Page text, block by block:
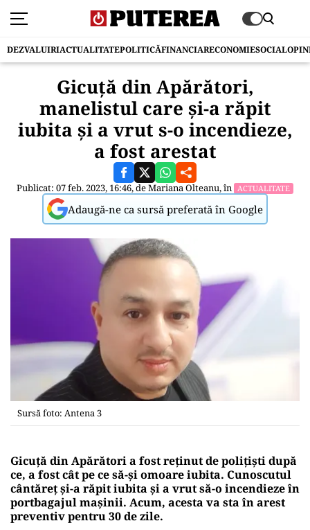
DEZVALUIRIACTUALITATEPOLITICĂFINANCIARECONOMIESOCIAL
Gicuță din Apărători,
manelistul care și-a răpit
iubita și a vrut s-o incendieze,
a fost arestat
Publicat: 07 feb. 2023, 16:46, deMariana Olteanu, în ACTUALITATE
Adaugă-ne ca sursă preferată în Google
Sursă foto: Antena 3
Gicuță din Apărători a fost reținut de polițiști după
ce, a fost cât pe ce să-și omoare iubita. Cunoscutul
cântăreț și-a răpit iubita și a vrut să-o incendieze în
portbagajul mașinii. Acum, acesta va sta în arest
preventiv pentru 30 de zile.